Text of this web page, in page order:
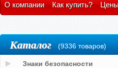
О компании Как купить?
Каталог (9336 товаров)
Знаки безопасности